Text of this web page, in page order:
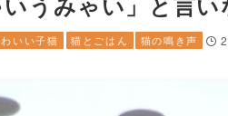
いい子猫 猫とごはん 猫の鳴き声